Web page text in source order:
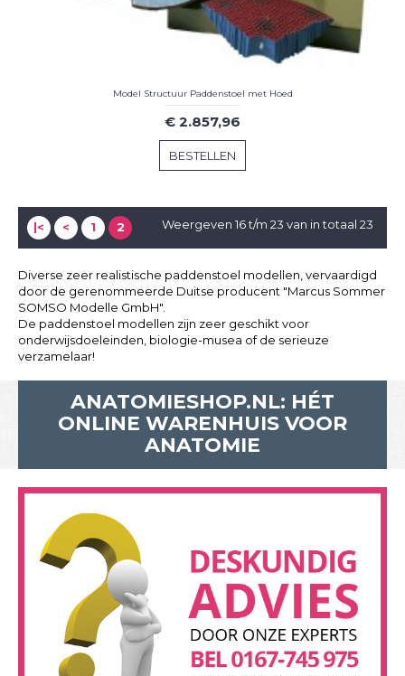
Model Structuur Paddenstoel met Hoed
€ 2.857,96
BESTELLEN
|< < 1 2 Weergeven 16 t/m 23 van in totaal 23
Diverse zeer realistische paddenstoel modellen, vervaardigd
door de gerenommeerde Duitse producent "Marcus Sommer
SOMSO Modelle GmbH".
De paddenstoel modellen zijn zeer geschikt voor
onderwijsdoeleinden, biologie-musea of de serieuze
verzamelaar!
ANATOMIESHOP.NL: HÉT
ONLINE WARENHUIS VOOR
ANATOMIE